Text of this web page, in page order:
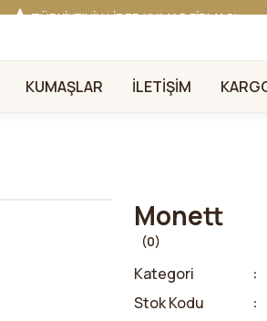
TÜRKİYE'NİN LİDER KUMAŞ FİRMASI
46 YILLIK BURSA KUMAŞ PAZARI GÜVENCESİ!
BURSA KUMAŞ PAZARI TEK RESMİ WEB
KUMAŞLAR İLETİŞİM
Monett
(0)
Kategori
Stok Kodu